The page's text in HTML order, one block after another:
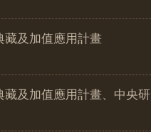
及加值應用計畫
及加值應用計畫、中央